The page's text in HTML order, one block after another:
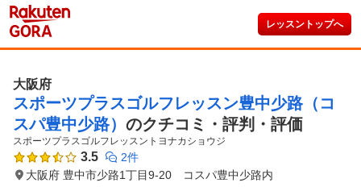
レッスントップへ
大阪府
スポーツプラスゴルフレッスン豊中少路（コ
スパ豊中少路） のクチコミ・評判・評価
スポーツプラスゴルフレッスントヨナカショウジ
3.5
2件
大阪府 豊中市少路1丁目9-20 コスパ豊中少路内